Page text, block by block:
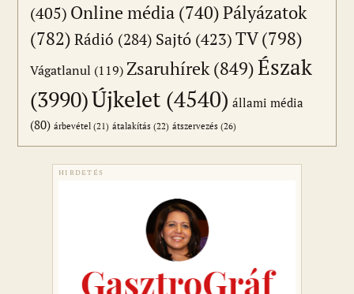
(405) Online média (740)Pályázatok
(782) Rádió (284) Sajtó (423)TV(798)
Vágatlanul (119)Zsaruhírek(849)Észak
(3990)Újkelet (4540) állami média
(80) árbevétel (21) átalakítás (22) átszervezés (26)
HIRDETÉS